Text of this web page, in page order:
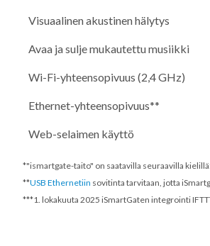
Visuaalinen akustinen hälytys
Avaa ja sulje mukautettu musiikki
Wi-Fi-yhteensopivuus (2,4 GHz)
Ethernet-yhteensopivuus**
Web-selaimen käyttö
*"ismartgate-taito" on saatavilla seuraavilla
**USB Ethernetiin sovitinta tarvitaan, jotta
***1. lokakuuta 2025 iSmartGaten integrointi